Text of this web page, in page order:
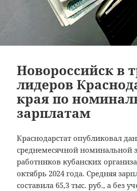
Новороссийск в
лидеров
края по
зарплатам
Краснодарстат опубликовал
среднемесячной номинальной
работников кубанских
октябрь 2024 года. Средняя
составила 65,3 тыс. руб., а без